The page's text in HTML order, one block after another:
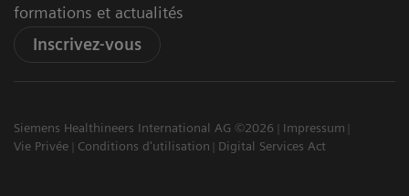
formations et actualités
Inscrivez-vous
Siemens Healthineers International AG ©2026
Impressum
Vie Privée
Conditions d'utilisation Digital Services Act